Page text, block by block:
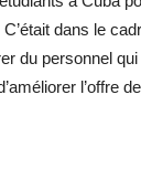
dans le
du personnel
l’offre